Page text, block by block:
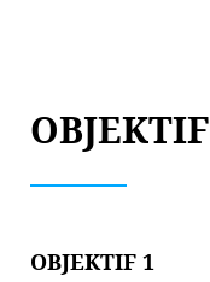
OBJEKTIF
OBJEKTIF 1